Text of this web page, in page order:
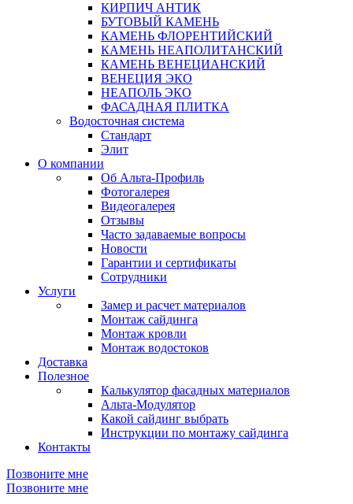
КИРПИЧ АНТИК
БУТОВЫЙ КАМЕНЬ
КАМЕНЬ ФЛОРЕНТИЙСКИЙ
КАМЕНЬ НЕАПОЛИТАНСКИЙ
КАМЕНЬ ВЕНЕЦИАНСКИЙ
ВЕНЕЦИЯ ЭКО
НЕАПОЛЬ ЭКО
ФАСАДНАЯ ПЛИТКА
Водосточная система
Стандарт
Элит
О компании
Об Альта-Профиль
Фотогалерея
Видеогалерея
Отзывы
Часто задаваемые вопросы
Новости
Гарантии и сертификаты
Сотрудники
Услуги
Замер и расчет материалов
Монтаж сайдинга
Монтаж кровли
Монтаж водостоков
Доставка
Полезное
Калькулятор фасадных материалов
Альта-Модулятор
Какой сайдинг выбрать
Инструкции по монтажу сайдинга
Контакты
Позвоните мне
Позвоните мне